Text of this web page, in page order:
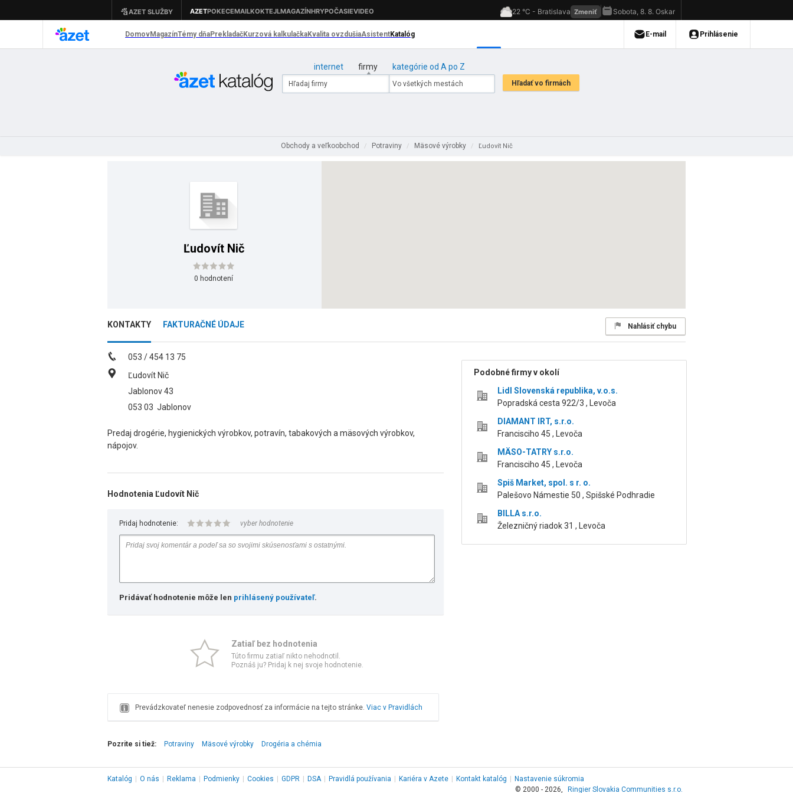
internet firmy kategórie od A po Z
Obchody a veľkoobchod / Potraviny / Mäsové výrobky / Ľudovít Nič
Ľudovít Nič
0 hodnotení
KONTAKTY FAKTURAČNÉ ÚDAJE Nahlásiť chybu
053 / 454 13 75
Ľudovít Nič
Jablonov 43
053 03 Jablonov
Predaj drogérie, hygienických výrobkov, potravín, tabakových a mäsových výrobkov,
nápojov.
Hodnotenia Ľudovít Nič
Pridaj hodnotenie: vyber hodnotenie
Pridávať hodnotenie môže len prihlásený používateľ.
Zatiaľ bez hodnotenia
Túto firmu zatiaľ nikto nehodnotil.
Poznáš ju? Pridaj k nej svoje hodnotenie.
Prevádzkovateľ nenesie zodpovednosť za informácie na tejto stránke. Viac v Pravidlách
Podobné firmy v okolí
Lidl Slovenská republika, v.o.s.
Popradská cesta 922/3 , Levoča
DIAMANT IRT, s.r.o.
Francisciho 45 , Levoča
MÄSO-TATRY s.r.o.
Francisciho 45 , Levoča
Spiš Market, spol. s r. o.
Palešovo Námestie 50 , Spišské Podhradie
BILLA s.r.o.
Železničný riadok 31 , Levoča
Pozrite si tiež: Potraviny Mäsové výrobky Drogéria a chémia
Katalóg O nás Reklama Podmienky Cookies GDPR DSA Pravidlá používania Kariéra v Azete Kontakt katalóg
Nastavenie súkromia
© 2000 - 2026,
Ringier Slovakia Communities s.r.o.